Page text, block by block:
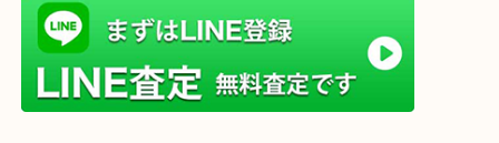
査定中のお買い物も可能！
近隣のお客様でも出張買取は無料でご対応いたしま